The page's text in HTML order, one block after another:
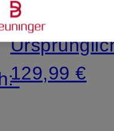
84,99 €
129,99 €